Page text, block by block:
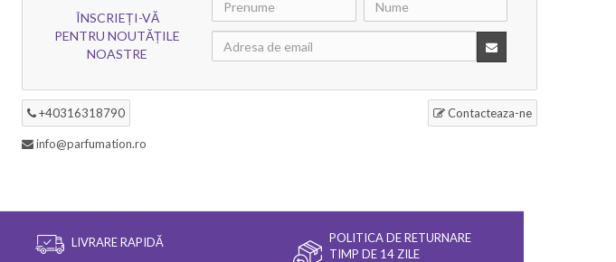
ÎNSCRIEȚI-VĂ
PENTRU NOUTĂȚILE
NOASTRE
+40316318790 Contacteaza-ne
info@parfumation.ro
LIVRARE RAPIDĂ
POLITICA DE RETURNARE
TIMP DE 14 ZILE